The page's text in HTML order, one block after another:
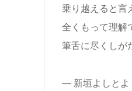
乗り越えると言
全くもって理解
筆舌に尽くしが
— 新垣よしとよ